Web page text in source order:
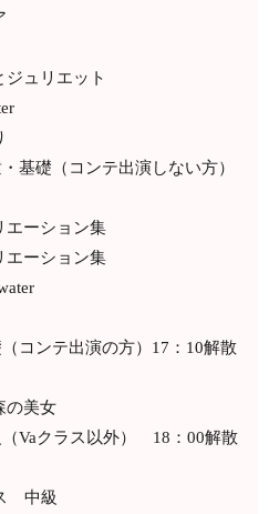
ュリエット
テ出演しない方）
ーション集
ーション集
の方）17：10解散
の美女
以外） 18：00解散
中級